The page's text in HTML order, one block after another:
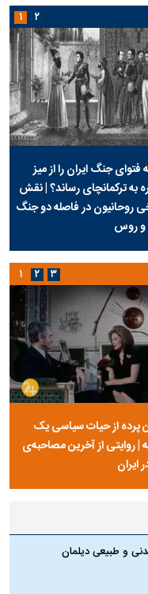
فتوای جنگ ایران را از میز
به ترکمانچای رساند؟ | نقش
روحانیون در فاصله دو جنگ
و روس
۱ ۲
پرده از حیات سیاسی یک
| روایتی از آخرین مصاحبه‌ی
ایران
۱ ۲ ۳
و طبیعی دیلمان